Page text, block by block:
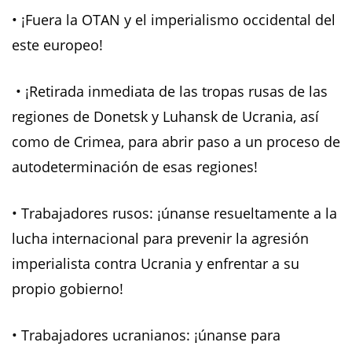
• ¡Fuera la OTAN y el imperialismo occidental del
este europeo!
• ¡Retirada inmediata de las tropas rusas de las
regiones de Donetsk y Luhansk de Ucrania, así
como de Crimea, para abrir paso a un proceso de
autodeterminación de esas regiones!
• Trabajadores rusos: ¡únanse resueltamente a la
lucha internacional para prevenir la agresión
imperialista contra Ucrania y enfrentar a su
propio gobierno!
• Trabajadores ucranianos: ¡únanse para